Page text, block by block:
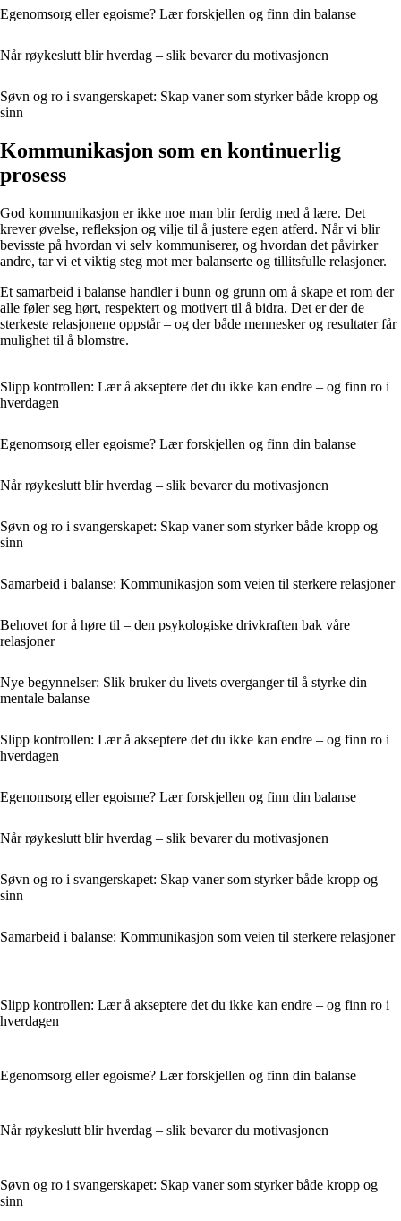
Egenomsorg eller egoisme? Lær forskjellen og finn din balanse
Når røykeslutt blir hverdag – slik bevarer du motivasjonen
Søvn og ro i svangerskapet: Skap vaner som styrker både kropp og
sinn
Kommunikasjon som en kontinuerlig
prosess
God kommunikasjon er ikke noe man blir ferdig med å lære. Det
krever øvelse, refleksjon og vilje til å justere egen atferd. Når vi blir
bevisste på hvordan vi selv kommuniserer, og hvordan det påvirker
andre, tar vi et viktig steg mot mer balanserte og tillitsfulle relasjoner.
Et samarbeid i balanse handler i bunn og grunn om å skape et rom der
alle føler seg hørt, respektert og motivert til å bidra. Det er der de
sterkeste relasjonene oppstår – og der både mennesker og resultater får
mulighet til å blomstre.
Slipp kontrollen: Lær å akseptere det du ikke kan endre – og finn ro i
hverdagen
Egenomsorg eller egoisme? Lær forskjellen og finn din balanse
Når røykeslutt blir hverdag – slik bevarer du motivasjonen
Søvn og ro i svangerskapet: Skap vaner som styrker både kropp og
sinn
Samarbeid i balanse: Kommunikasjon som veien til sterkere relasjoner
Behovet for å høre til – den psykologiske drivkraften bak våre
relasjoner
Nye begynnelser: Slik bruker du livets overganger til å styrke din
mentale balanse
Slipp kontrollen: Lær å akseptere det du ikke kan endre – og finn ro i
hverdagen
Egenomsorg eller egoisme? Lær forskjellen og finn din balanse
Når røykeslutt blir hverdag – slik bevarer du motivasjonen
Søvn og ro i svangerskapet: Skap vaner som styrker både kropp og
sinn
Samarbeid i balanse: Kommunikasjon som veien til sterkere relasjoner
Slipp kontrollen: Lær å akseptere det du ikke kan endre – og finn ro i
hverdagen
Egenomsorg eller egoisme? Lær forskjellen og finn din balanse
Når røykeslutt blir hverdag – slik bevarer du motivasjonen
Søvn og ro i svangerskapet: Skap vaner som styrker både kropp og
sinn